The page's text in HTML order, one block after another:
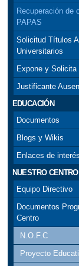
Recuperación de
PAPAS
Solicitud Títulos
Universitarios
Expone y Solicita
Justificante
EDUCACIÓN
Documentos
Blogs y Wikis
Enlaces de interés
NUESTRO CENTRO
Equipo Directivo
Documentos
Centro
N.O.F.C
Proyecto